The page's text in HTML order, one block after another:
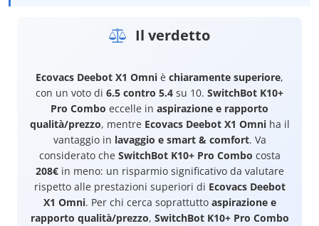
Il verdetto
Ecovacs Deebot X1 Omni è chiaramente superiore,
con un voto di 6.5 contro 5.4 su 10. SwitchBot K10+
Pro Combo eccelle in aspirazione e rapporto
qualità/prezzo, mentre Ecovacs Deebot X1 Omniha il
vantaggio in lavaggio e smart & comfort. Va
considerato che SwitchBot K10+ Pro Combo costa
208€in meno: un risparmio significativo da valutare
rispetto alle prestazioni superiori di Ecovacs Deebot
X1 Omni. Per chi cerca soprattutto aspirazione e
rapporto qualità/prezzo, SwitchBot K10+ Pro Combo